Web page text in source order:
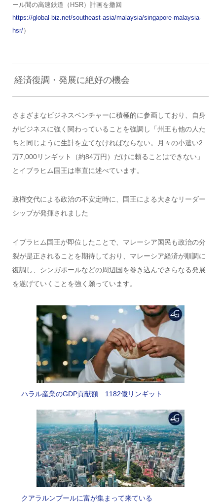
ール間の高速鉄道（HSR）計画を撤回
https://global-biz.net/southeast-asia/malaysia/singapore-malaysia-
hsr/）
経済復調・発展に絶好の機会
さまざまなビジネスベンチャーに積極的に参画しており、自身
がビジネスに強く関わっていることを強調し「州王も他の人た
ちと同じように生計を立てなければならない。月々の小遣い2
万7,000リンギット（約84万円）だけに頼ることはできない」
とイブラヒム国王は率直に述べています。
政権交代による政治の不安定時に、国王による大きなリーダー
シップが発揮されました
イブラヒム国王が即位したことで、マレーシア国民も政治の分
裂が是正されることを期待しており、マレーシア経済が順調に
復調し、シンガポールなどの周辺国を巻き込んでさらなる発展
を遂げていくことを強く願っています。
ハラル産業のGDP貢献額 1182億リンギット
クアラルンプールに富が集まって来ている